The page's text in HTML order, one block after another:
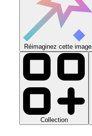
Réimaginez cette image
Collection